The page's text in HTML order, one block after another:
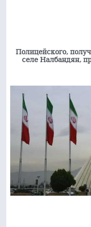
Полицейского,
селе Налбандян,